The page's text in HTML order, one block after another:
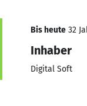
Bis heute 32
Inhaber
Digital Soft